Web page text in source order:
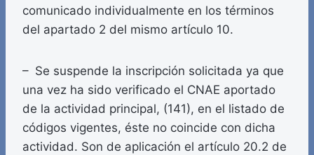
comunicado individualmente en los términos
del apartado 2 del mismo artículo 10.
– Se suspende la inscripción solicitada ya que
una vez ha sido verificado el CNAE aportado
de la actividad principal, (141), en el listado de
códigos vigentes, éste no coincide con dicha
actividad. Son de aplicación el artículo 20.2 de